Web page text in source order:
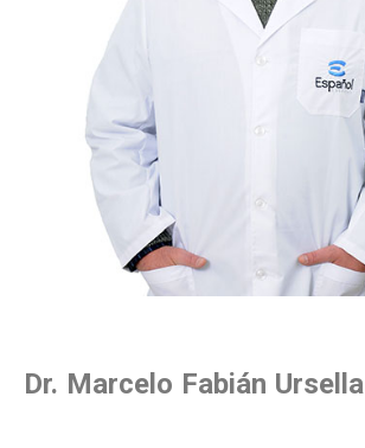
Dr. Marcelo Fabián Ursella